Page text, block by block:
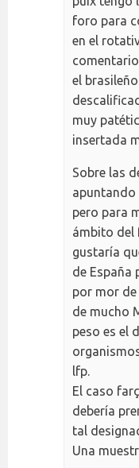
foro para
en el
el
muy
insertada
Sobre las
apuntando
pero para
ámbito del
gustaría
de España
por mor
de mucho
peso es el
lfp.
El caso
debería
tal
Una